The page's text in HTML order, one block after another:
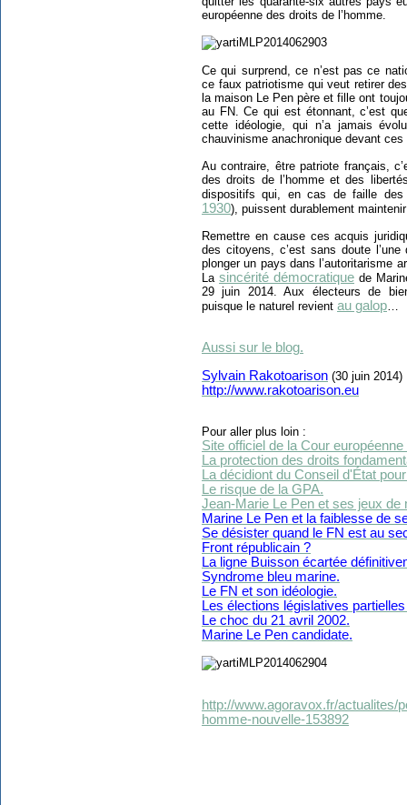
européenne des droits de l’homme.
Ce qui surprend, ce n’est pas ce
ce faux patriotisme qui veut retirer
la maison Le Pen père et fille ont
au FN. Ce qui est étonnant, c’est
cette idéologie, qui n’a jamais
chauvinisme anachronique devant
Au contraire, être patriote français,
des droits de l’homme et des
dispositifs qui, en cas de faille
1930), puissent durablement
Remettre en cause ces acquis
des citoyens, c’est sans doute
plonger un pays dans l’autoritarisme
La sincérité démocratique de
29 juin 2014. Aux électeurs de
puisque le naturel revient au galop…
Aussi sur le blog.
Sylvain Rakotoarison (30 juin 2014)
http://www.rakotoarison.eu
Pour aller plus loin :
Site officiel de la Cour
La protection des droits
La décidiont du Conseil d'État
Le risque de la GPA.
Jean-Marie Le Pen et ses jeux de
Marine Le Pen et la faiblesse de
Se désister quand le FN est au
Front républicain ?
La ligne Buisson écartée
Syndrome bleu marine.
Le FN et son idéologie.
Les élections législatives
Le choc du 21 avril 2002.
Marine Le Pen candidate.
http://www.agoravox.fr/actualites/
homme-nouvelle-153892